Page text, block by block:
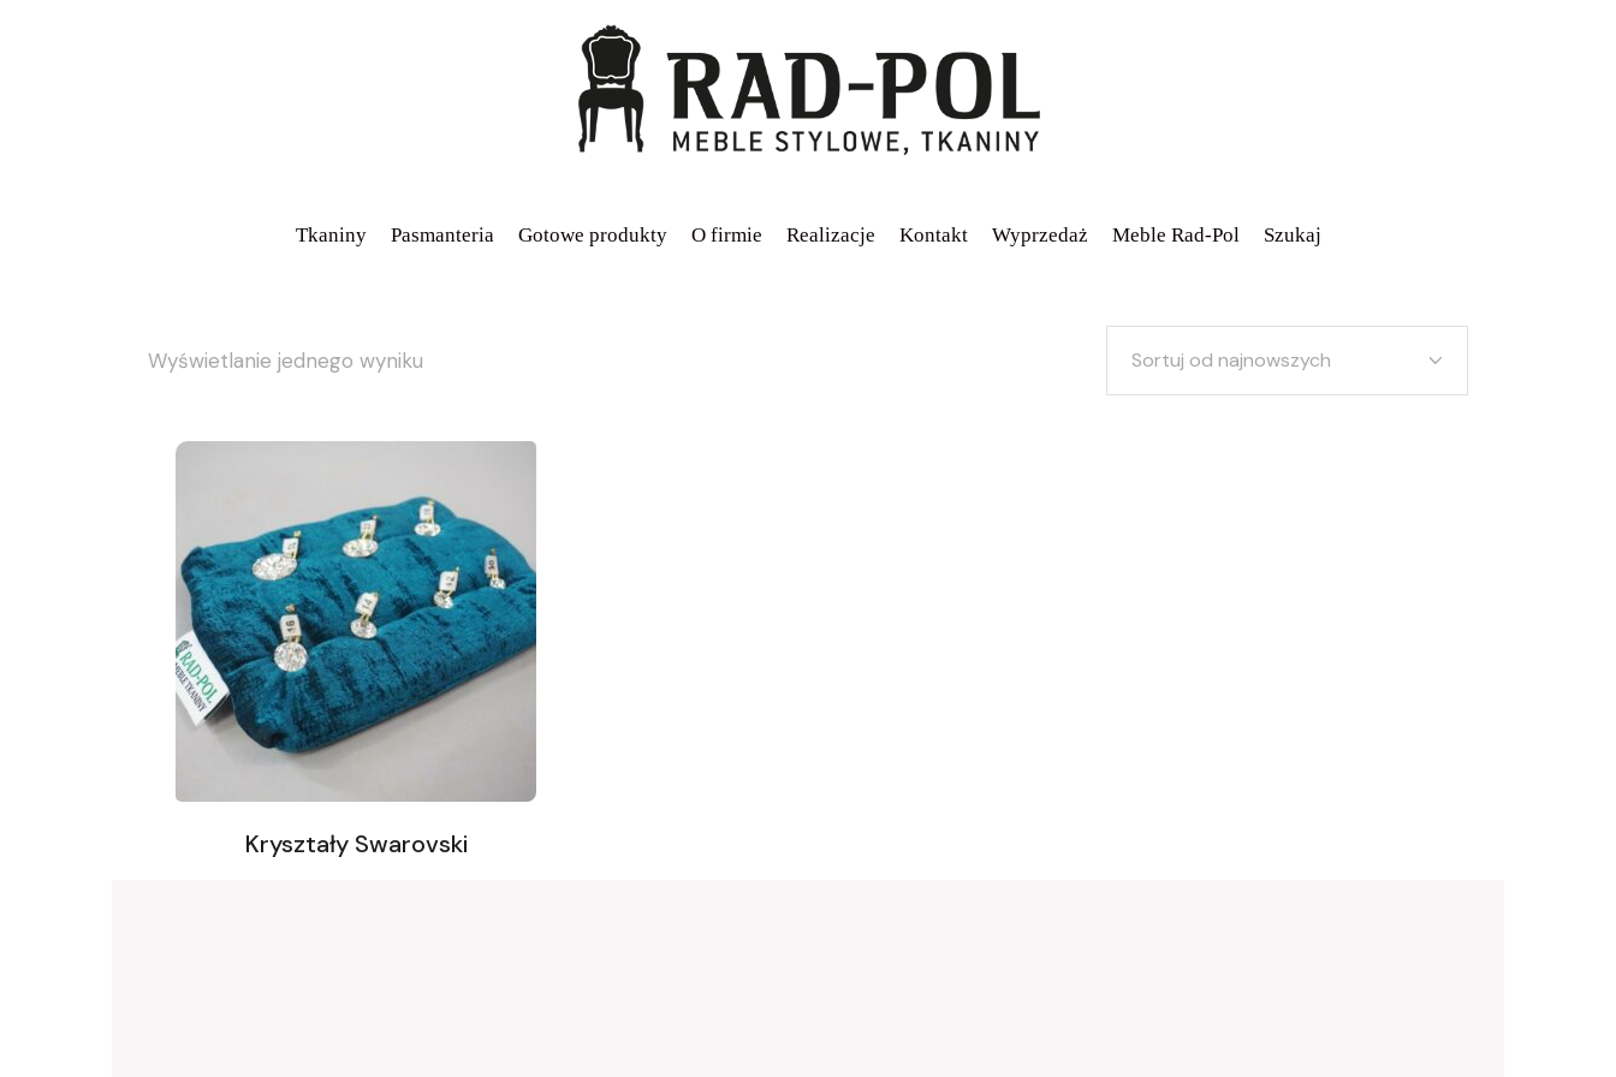
Tkaniny Pasmanteria Gotowe produkty O firmie Realizacje Kontakt Wyprzedaż Meble Rad-Pol Szukaj
Wyświetlanie jednego wyniku Sortuj od najnowszych
Kryształy Swarovski